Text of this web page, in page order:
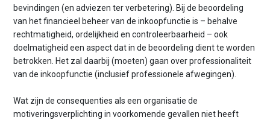
bevindingen (en adviezen ter verbetering). Bij de beoordeling
van het financieel beheer van de inkoopfunctie is – behalve
rechtmatigheid, ordelijkheid en controleerbaarheid – ook
doelmatigheid een aspect dat in de beoordeling dient te worden
betrokken. Het zal daarbij (moeten) gaan over professionaliteit
van de inkoopfunctie (inclusief professionele afwegingen).
Wat zijn de consequenties als een organisatie de
motiveringsverplichting in voorkomende gevallen niet heeft